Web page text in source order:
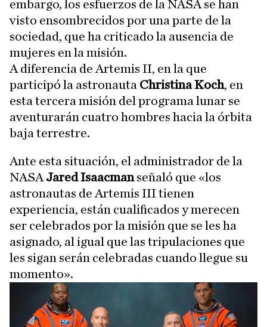
embargo, los esfuerzos de la NASA se han
visto ensombrecidos por una parte de la
sociedad, que ha criticado la ausencia de
mujeres en la misión.
A diferencia de Artemis II, en la que
participó la astronauta Christina Koch, en
esta tercera misión del programa lunar se
aventurarán cuatro hombres hacia la órbita
baja terrestre.
Ante esta situación, el administrador de la
NASA Jared Isaacmanseñaló que «los
astronautas de Artemis III tienen
experiencia, están cualificados y merecen
ser celebrados por la misión que se les ha
asignado, al igual que las tripulaciones que
les sigan serán celebradas cuando llegue su
momento».